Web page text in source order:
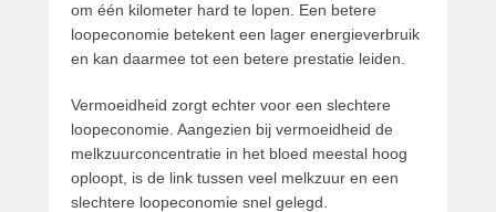
om één kilometer hard te lopen. Een betere
loopeconomie betekent een lager energieverbruik
en kan daarmee tot een betere prestatie leiden.
Vermoeidheid zorgt echter voor een slechtere
loopeconomie. Aangezien bij vermoeidheid de
melkzuurconcentratie in het bloed meestal hoog
oploopt, is de link tussen veel melkzuur en een
slechtere loopeconomie snel gelegd.